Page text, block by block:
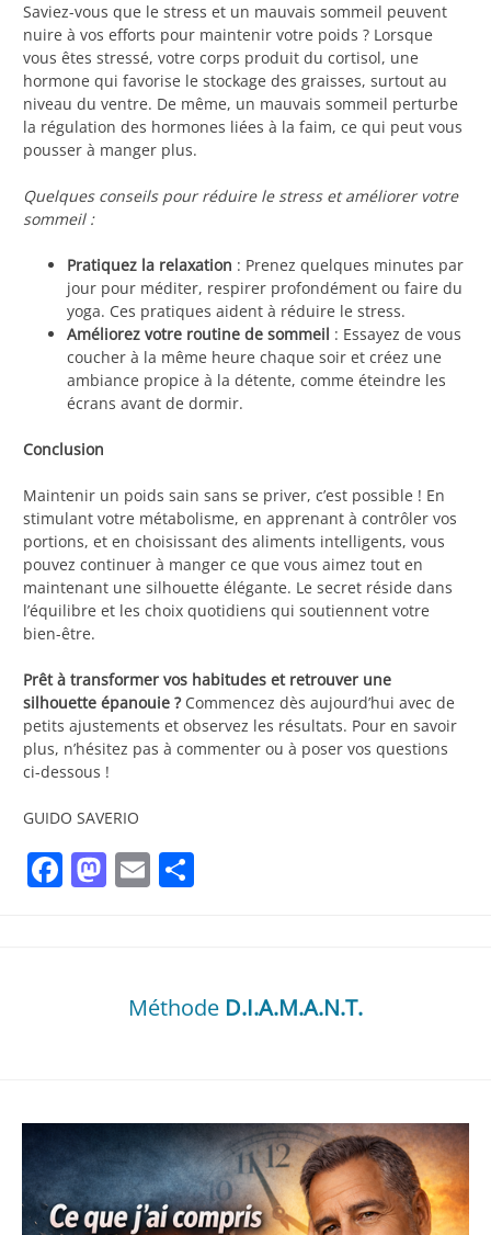
Saviez-vous que le stress et un mauvais sommeil peuvent
nuire à vos efforts pour maintenir votre poids ? Lorsque
vous êtes stressé, votre corps produit du cortisol, une
hormone qui favorise le stockage des graisses, surtout au
niveau du ventre. De même, un mauvais sommeil perturbe
la régulation des hormones liées à la faim, ce qui peut vous
pousser à manger plus.
Quelques conseils pour réduire le stress et améliorer votre
sommeil :
Pratiquez la relaxation : Prenez quelques minutes par
jour pour méditer, respirer profondément ou faire du
yoga. Ces pratiques aident à réduire le stress.
Améliorez votre routine de sommeil : Essayez de vous
coucher à la même heure chaque soir et créez une
ambiance propice à la détente, comme éteindre les
écrans avant de dormir.
Conclusion
Maintenir un poids sain sans se priver, c’est possible ! En
stimulant votre métabolisme, en apprenant à contrôler vos
portions, et en choisissant des aliments intelligents, vous
pouvez continuer à manger ce que vous aimez tout en
maintenant une silhouette élégante. Le secret réside dans
l’équilibre et les choix quotidiens qui soutiennent votre
bien-être.
Prêt à transformer vos habitudes et retrouver une
silhouette épanouie ?Commencez dès aujourd’hui avec de
petits ajustements et observez les résultats. Pour en savoir
plus, n’hésitez pas à commenter ou à poser vos questions
ci-dessous !
GUIDO SAVERIO
Facebook
Mastodon
Email
Méthode D.I.A.M.A.N.T.